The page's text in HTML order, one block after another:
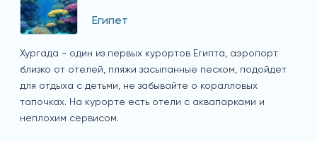
Египет
Хургада - один из первых курортов Египта, аэропорт
близко от отелей, пляжи засыпанные песком, подойдет
для отдыха с детьми, не забывайте о коралловых
тапочках. На курорте есть отели с аквапарками и
неплохим сервисом.